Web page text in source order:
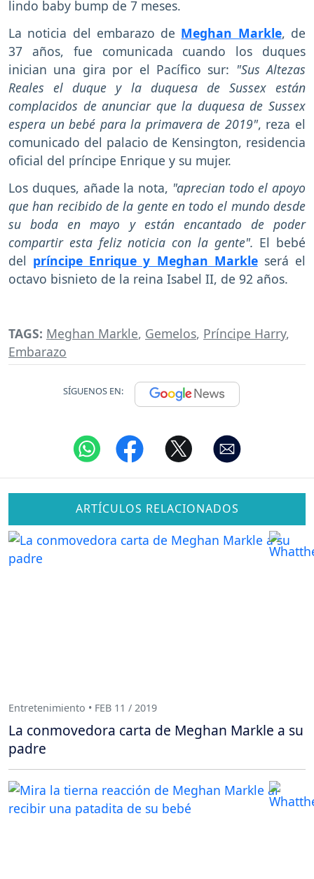
lindo baby bump de 7 meses.
La noticia del embarazo de Meghan Markle, de
37 años, fue comunicada cuando los duques
inician una gira por el Pacífico sur: "Sus Altezas
Reales el duque y la duquesa de Sussex están
complacidos de anunciar que la duquesa de Sussex
espera un bebé para la primavera de 2019", reza el
comunicado del palacio de Kensington, residencia
oficial del príncipe Enrique y su mujer.
Los duques, añade la nota, "aprecian todo el apoyo
que han recibido de la gente en todo el mundo desde
su boda en mayo y están encantado de poder
compartir esta feliz noticia con la gente". El bebé
del príncipe Enrique y Meghan Markleserá el
octavo bisnieto de la reina Isabel II, de 92 años.
TAGS: Meghan Markle, Gemelos, Príncipe Harry,
Embarazo
SÍGUENOS EN:
ARTÍCULOS RELACIONADOS
Entretenimiento • FEB 11 / 2019
La conmovedora carta de Meghan Markle a su
padre